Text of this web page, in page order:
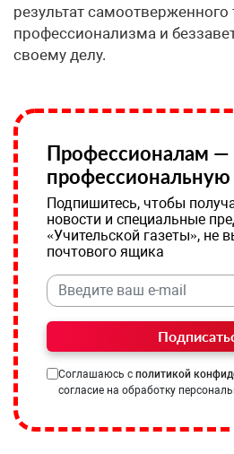
результат
профессионализма и
своему делу.
Профессионалам —
профессиональную
Подпишитесь, чтобы
новости и специальные
«Учительской газеты», не
почтового ящика
Соглашаюсь с политикой
согласие на обработку